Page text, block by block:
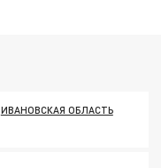
ИВАНОВСКАЯ ОБЛАСТЬ